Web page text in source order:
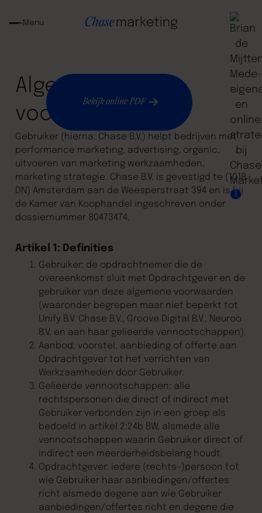
Menu
1
Algemene
voorwaarden
Bekijk online PDF
Gebruiker (hierna: Chase B.V.) helpt bedrijven met
performance marketing, advertising, organic,
uitvoeren van marketing werkzaamheden,
marketing strategie. Chase B.V. is gevestigd te (1018
DN) Amsterdam aan de Weesperstraat 394 en is bij
de Kamer van Koophandel ingeschreven onder
dossiernummer 80473474.
Artikel 1: Definities
Gebruiker: de opdrachtnemer die de
overeenkomst sluit met Opdrachtgever en de
gebruiker van deze algemene voorwaarden
(waaronder begrepen maar niet beperkt tot
Unify B.V. Chase B.V., Groove Digital B.V., Neuroo
B.V. en aan haar gelieerde vennootschappen).
Aanbod: voorstel, aanbieding of offerte aan
Opdrachtgever tot het verrichten van
Werkzaamheden door Gebruiker.
Gelieerde vennootschappen: alle
rechtspersonen die direct of indirect met
Gebruiker verbonden zijn in een groep als
bedoeld in artikel 2:24b BW, alsmede alle
vennootschappen waarin Gebruiker direct of
indirect een meerderheidsbelang houdt.
Opdrachtgever: iedere (rechts-)persoon tot
wie Gebruiker haar aanbiedingen/offertes
richt alsmede degene aan wie Gebruiker
aanbiedingen/offertes richt en degene die